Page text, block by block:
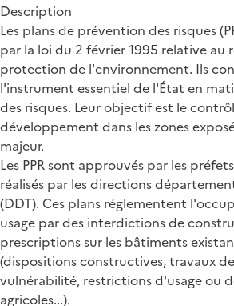
Description
Les plans de prévention des risques
par la loi du 2 février 1995 relative au
protection de l'environnement. Ils
l'instrument essentiel de l'État en
des risques. Leur objectif est le
développement dans les zones
majeur.
Les PPR sont approuvés par les
réalisés par les directions
(DDT). Ces plans réglementent
usage par des interdictions de
prescriptions sur les bâtiments
(dispositions constructives, travaux
vulnérabilité, restrictions d'usage ou
agricoles...).